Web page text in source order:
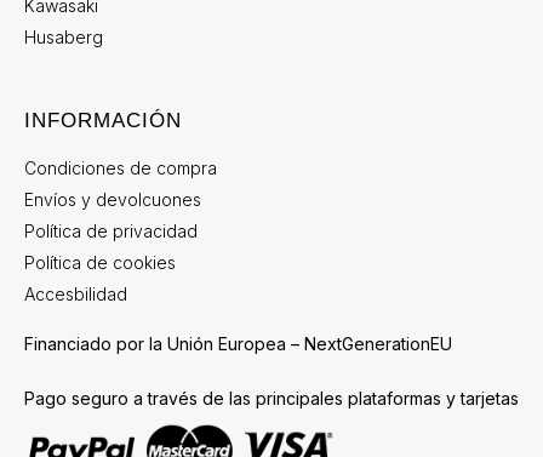
Kawasaki
Husaberg
INFORMACIÓN
Condiciones de compra
Envíos y devolcuones
Política de privacidad
Política de cookies
Accesbilidad
Financiado por la Unión Europea – NextGenerationEU
Pago seguro a través de las principales plataformas y tarjetas